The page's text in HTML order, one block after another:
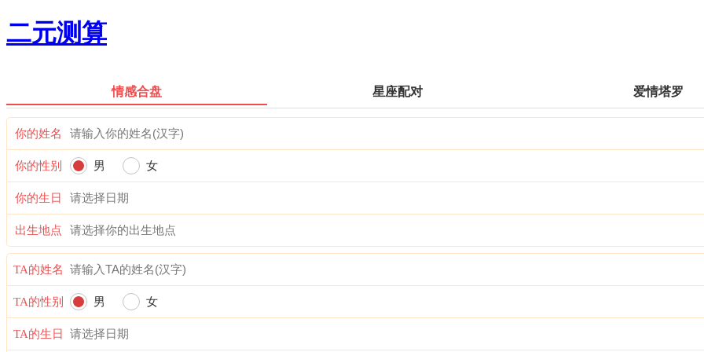
二元测算
情感合盘 星座配对 爱情塔罗
你的姓名
你的性别 男 女
你的生日
出生地点
TA的姓名
TA的性别 男 女
TA的生日